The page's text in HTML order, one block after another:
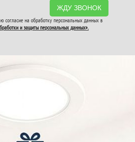
И ТРЕТИЙ
ПОДАРОК!
ЖДУ ЗВОНОК
согласие на обработку персональных данных в
и защиты персональных данных».